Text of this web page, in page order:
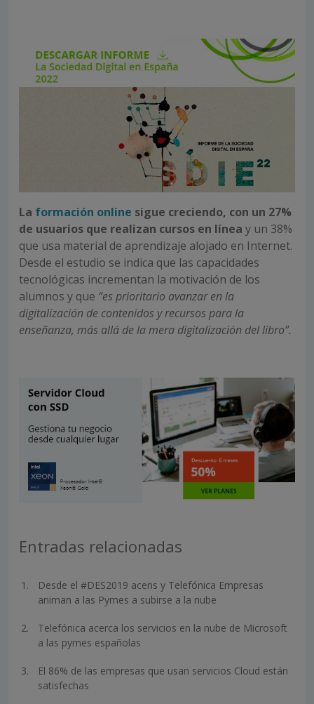
La formación online sigue creciendo, con un 27%
de usuarios que realizan cursos en línea y un 38%
que usa material de aprendizaje alojado en Internet.
Desde el estudio se indica que las capacidades
tecnológicas incrementan la motivación de los
alumnos y que “es prioritario avanzar en la
digitalización de contenidos y recursos para la
enseñanza, más allá de la mera digitalización del libro”.
Entradas relacionadas
Desde el #DES2019 acens y Telefónica Empresas
animan a las Pymes a subirse a la nube
Telefónica acerca los servicios en la nube de Microsoft
a las pymes españolas
El 86% de las empresas que usan servicios Cloud están
satisfechas